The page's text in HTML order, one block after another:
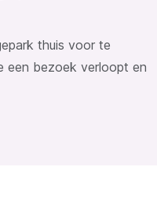
thuis voor te
een bezoek verloopt en